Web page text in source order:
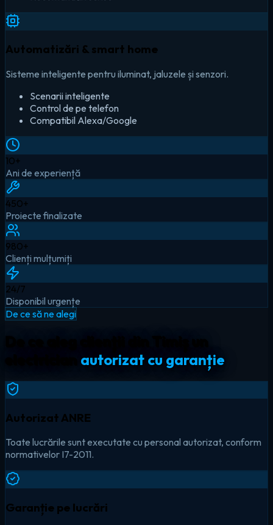
Automatizări & smart home
Sisteme inteligente pentru iluminat, jaluzele și senzori.
Scenarii inteligente
Control de pe telefon
Compatibil Alexa/Google
10+
Ani de experiență
450+
Proiecte finalizate
980+
Clienți mulțumiți
24/7
Disponibil urgențe
De ce să ne alegi
autorizat cu garanție
Autorizat ANRE
Toate lucrările sunt executate cu personal autorizat, conform
normativelor I7-2011.
Garanție pe lucrări